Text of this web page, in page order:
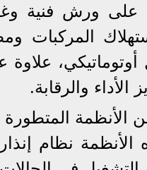
مربع، ويشتمل على ورش
المركبات
علاوة
والرقابة.
المتطورة
نظام إنذار